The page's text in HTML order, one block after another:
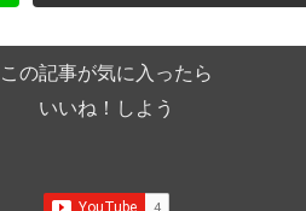
この記事が気に入ったら
いいね！しよう